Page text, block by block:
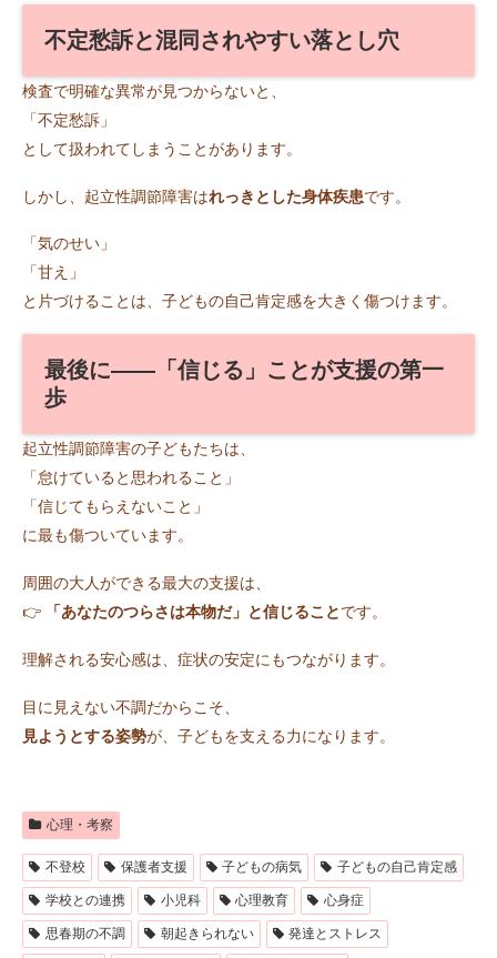
不定愁訴と混同されやすい落とし穴
検査で明確な異常が見つからないと、
「不定愁訴」
として扱われてしまうことがあります。
しかし、起立性調節障害はれっきとした身体疾患です。
「気のせい」
「甘え」
と片づけることは、子どもの自己肯定感を大きく傷つけます。
最後に――「信じる」ことが支援の第一
歩
起立性調節障害の子どもたちは、
「怠けていると思われること」
「信じてもらえないこと」
に最も傷ついています。
周囲の大人ができる最大の支援は、
👉
「あなたのつらさは本物だ」と信じることです。
理解される安心感は、症状の安定にもつながります。
目に見えない不調だからこそ、
見ようとする姿勢が、子どもを支える力になります。
心理・考察
不登校 保護者支援 子どもの病気 子どもの自己肯定感
学校との連携 小児科 心理教育 心身症
思春期の不調 朝起きられない 発達とストレス